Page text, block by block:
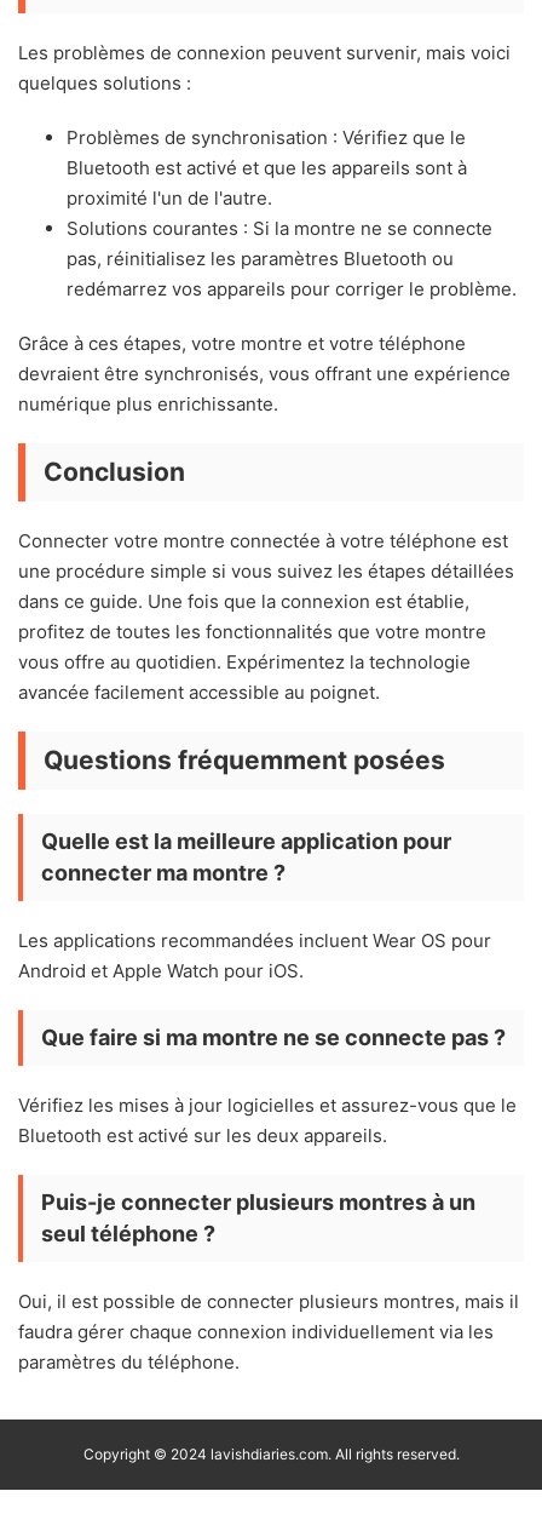
Les problèmes de connexion peuvent survenir, mais voici
quelques solutions :
Problèmes de synchronisation : Vérifiez que le
Bluetooth est activé et que les appareils sont à
proximité l'un de l'autre.
Solutions courantes : Si la montre ne se connecte
pas, réinitialisez les paramètres Bluetooth ou
redémarrez vos appareils pour corriger le problème.
Grâce à ces étapes, votre montre et votre téléphone
devraient être synchronisés, vous offrant une expérience
numérique plus enrichissante.
Conclusion
Connecter votre montre connectée à votre téléphone est
une procédure simple si vous suivez les étapes détaillées
dans ce guide. Une fois que la connexion est établie,
profitez de toutes les fonctionnalités que votre montre
vous offre au quotidien. Expérimentez la technologie
avancée facilement accessible au poignet.
Questions fréquemment posées
Quelle est la meilleure application pour
connecter ma montre ?
Les applications recommandées incluent Wear OS pour
Android et Apple Watch pour iOS.
Que faire si ma montre ne se connecte pas ?
Vérifiez les mises à jour logicielles et assurez-vous que le
Bluetooth est activé sur les deux appareils.
Puis-je connecter plusieurs montres à un
seul téléphone ?
Oui, il est possible de connecter plusieurs montres, mais il
faudra gérer chaque connexion individuellement via les
paramètres du téléphone.
Copyright © 2024 lavishdiaries.com. All rights reserved.